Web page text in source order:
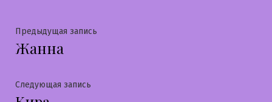
Навигация
по
записям
Предыдущая запись
Жанна
Следующая запись